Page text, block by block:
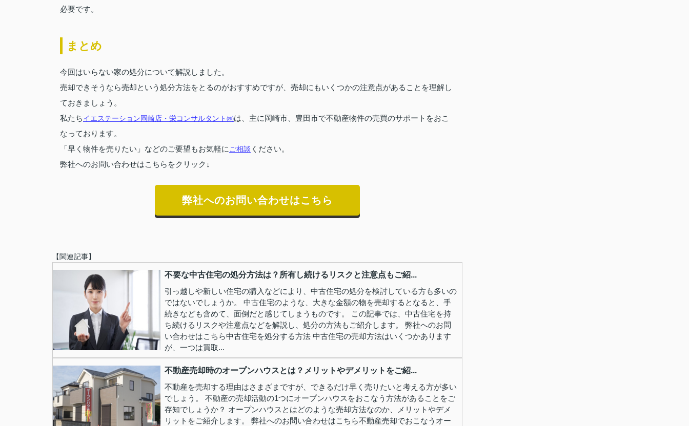
必要です。
まとめ
今回はいらない家の処分について解説しました。
売却できそうなら売却という処分方法をとるのがおすすめですが、売却にもいくつかの注意点があることを理解し
ておきましょう。
私たちイエステーション岡崎店・栄コンサルタント㈱は、主に岡崎市、豊田市で不動産物件の売買のサポートをおこ
なっております。
「早く物件を売りたい」などのご要望もお気軽に ご相談 ください。
弊社へのお問い合わせはこちらをクリック↓
弊社へのお問い合わせはこちら
【関連記事】
不要な中古住宅の処分方法は？所有し続けるリスクと注意点もご紹...
引っ越しや新しい住宅の購入などにより、中古住宅の処分を検討している方も多いの
ではないでしょうか。 中古住宅のような、大きな金額の物を売却するとなると、手
続きなども含めて、面倒だと感じてしまうものです。 この記事では、中古住宅を持
ち続けるリスクや注意点などを解説し、処分の方法もご紹介します。 弊社へのお問
い合わせはこちら中古住宅を処分する方法 中古住宅の売却方法はいくつかあります
が、一つは買取...
不動産売却時のオープンハウスとは？メリットやデメリットをご紹...
不動産を売却する理由はさまざまですが、できるだけ早く売りたいと考える方が多い
でしょう。 不動産の売却活動の1つにオープンハウスをおこなう方法があることをご
存知でしょうか？ オープンハウスとはどのような売却方法なのか、メリットやデメ
リットをご紹介します。 弊社へのお問い合わせはこちら不動産売却でおこなうオー